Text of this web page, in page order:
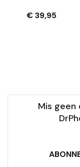
€ 39,95
Mis